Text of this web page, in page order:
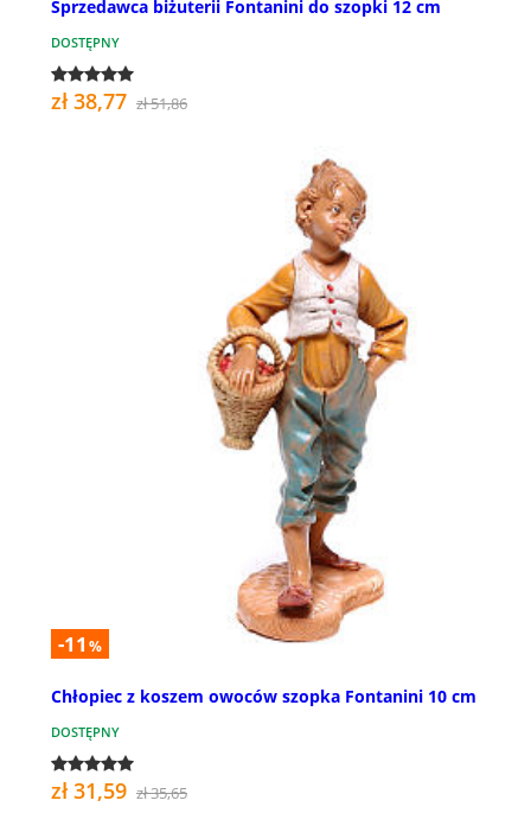
Sprzedawca biżuterii Fontanini do szopki 12 cm
DOSTĘPNY
zł 38,77 zł 51,86
-11 %
Chłopiec z koszem owoców szopka Fontanini 10 cm
DOSTĘPNY
zł 31,59 zł 35,65